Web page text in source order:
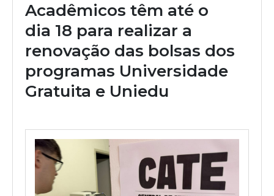
Acadêmicos têm até o
dia 18 para realizar a
renovação das bolsas dos
programas Universidade
Gratuita e Uniedu